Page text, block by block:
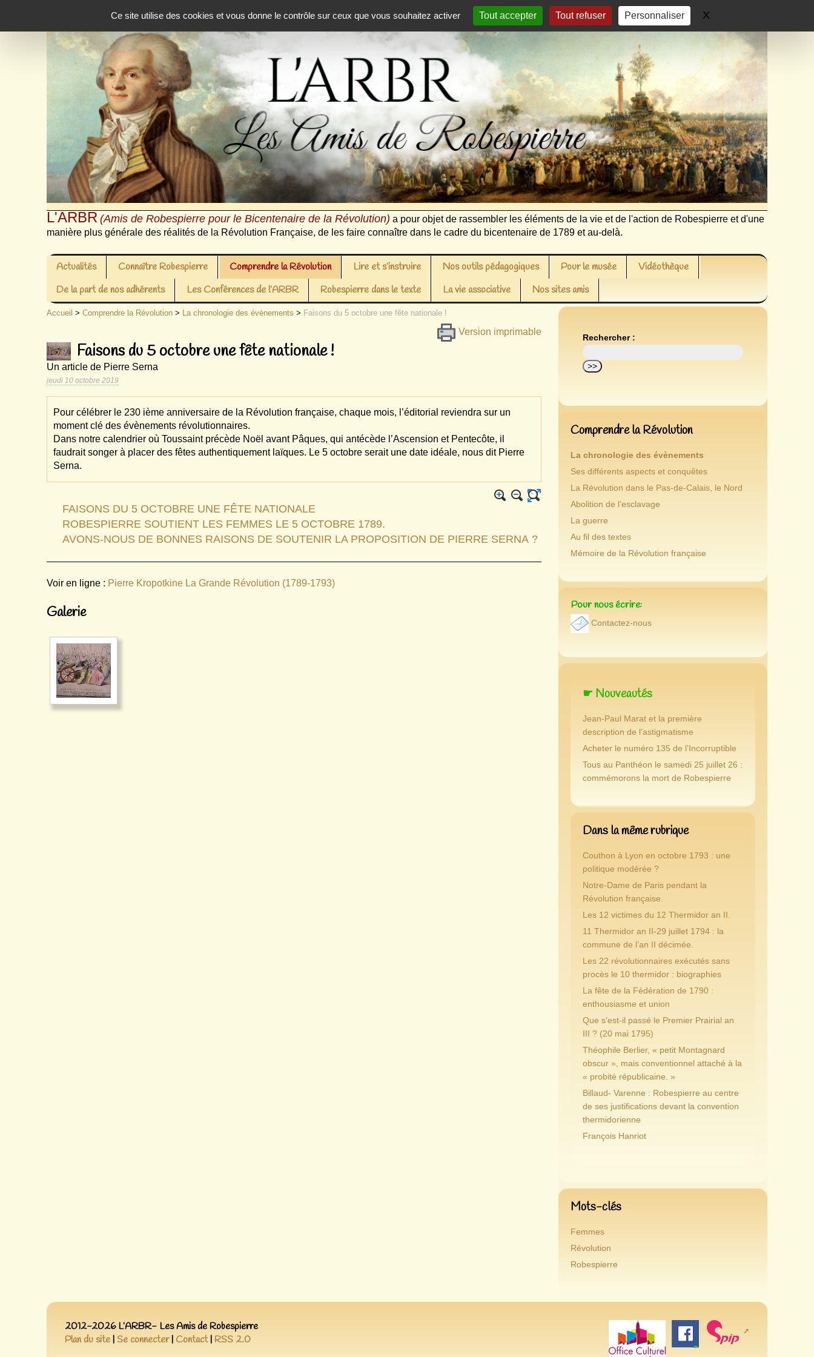
Ce site utilise des cookies et vous donne le contrôle sur ceux que vous souhaitez activer
Tout accepter Tout refuser Personnaliser X
L'ARBR (Amis de Robespierre pour le Bicentenaire de la Révolution) a pour objet de rassembler les éléments de la vie et de l'action de Robespierre et d'une
manière plus générale des réalités de la Révolution Française, de les faire connaître dans le cadre du bicentenaire de 1789 et au-delà.
Actualités Connaître Robespierre Comprendre la Révolution Lire et s’instruire Nos outils pédagogiques Pour le musée
Vidéothèque
De la part de nos adhérents
Les Conférences de l’ARBR Robespierre dans le texte La vie associative Nos sites amis
Accueil >Comprendre la Révolution > La chronologie des évènements > Faisons du 5 octobre une fête nationale !
Version imprimable
Faisons du 5 octobre une fête nationale !
Un article de Pierre Serna
jeudi 10 octobre 2019
Pour célébrer le 230 ième anniversaire de la Révolution française, chaque mois, l’éditorial reviendra sur un
moment clé des évènements révolutionnaires.
Dans notre calendrier où Toussaint précède Noël avant Pâques, qui antécède l’Ascension et Pentecôte, il
faudrait songer à placer des fêtes authentiquement laïques. Le 5 octobre serait une date idéale, nous dit Pierre
Serna.
FAISONS DU 5 OCTOBRE UNE FÊTE NATIONALE
ROBESPIERRE SOUTIENT LES FEMMES LE 5 OCTOBRE 1789.
AVONS-NOUS DE BONNES RAISONS DE SOUTENIR LA PROPOSITION DE PIERRE SERNA ?
Voir en ligne : Pierre Kropotkine La Grande Révolution (1789-1793)
Galerie
Rechercher :
Comprendre la Révolution
La chronologie des évènements
Ses différents aspects et conquêtes
La Révolution dans le Pas-de-Calais, le Nord
Abolition de l’esclavage
La guerre
Au fil des textes
Mémoire de la Révolution française
Pour nous écrire:
Contactez-nous
☛ Nouveautés
Jean-Paul Marat et la première
description de l’astigmatisme
Acheter le numéro 135 de l’Incorruptible
Tous au Panthéon le samedi 25 juillet 26 :
commémorons la mort de Robespierre
Dans la même rubrique
Couthon à Lyon en octobre 1793 : une
politique modérée ?
Notre-Dame de Paris pendant la
Révolution française.
Les 12 victimes du 12 Thermidor an II.
11 Thermidor an II-29 juillet 1794 : la
commune de l’an II décimée.
Les 22 révolutionnaires exécutés sans
procès le 10 thermidor : biographies
La fête de la Fédération de 1790 :
enthousiasme et union
Que s’est-il passé le Premier Prairial an
III ? (20 mai 1795)
Théophile Berlier, « petit Montagnard
obscur », mais conventionnel attaché à la
« probité républicaine. »
Billaud- Varenne : Robespierre au centre
de ses justifications devant la convention
thermidorienne
François Hanriot
Mots-clés
Femmes
Révolution
Robespierre
2012-2026 L’ARBR- Les Amis de Robespierre
Plan du site Se connecter| Contact| RSS 2.0